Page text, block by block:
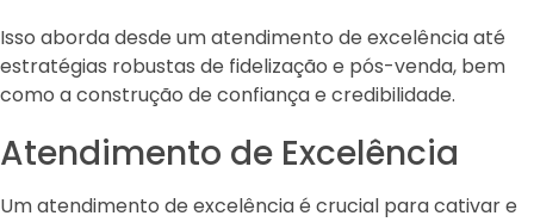
Isso aborda desde um atendimento de excelência até
estratégias robustas de fidelização e pós-venda, bem
como a construção de confiança e credibilidade.
Atendimento de Excelência
Um atendimento de excelência é crucial para cativar e